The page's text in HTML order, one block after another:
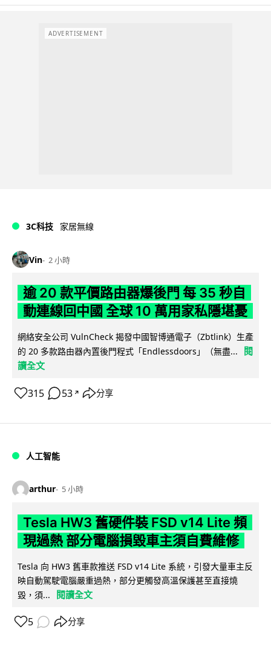
ADVERTISEMENT
3C科技 家居無線
Vin 2 小時
逾 20 款平價路由器爆後門 每 35 秒自
動連線回中國 全球 10 萬用家私隱堪憂
網絡安全公司 VulnCheck 揭發中國智博通電子（Zbtlink）生產
的 20 多款路由器內置後門程式「Endlessdoors」（無盡...
閱
讀全文
315 53 ↗ 分享
人工智能
arthur 5 小時
Tesla HW3 舊硬件裝 FSD v14 Lite 頻
現過熱 部分電腦損毀車主須自費維修
Tesla 向 HW3 舊車款推送 FSD v14 Lite 系統，引發大量車主反
映自動駕駛電腦嚴重過熱，部分更觸發高溫保護甚至直接燒
毀，須...
閱讀全文
5 分享